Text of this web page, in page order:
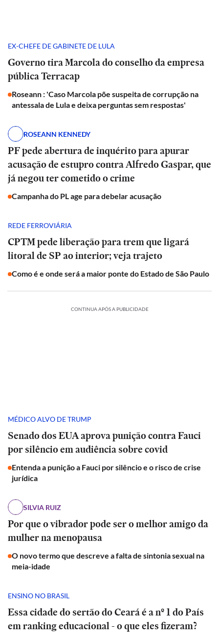
EX-CHEFE DE GABINETE DE LULA
Governo tira Marcola do conselho da empresa
pública Terracap
Roseann : 'Caso Marcola põe suspeita de corrupção na
antessala de Lula e deixa perguntas sem respostas'
ROSEANN KENNEDY
PF pede abertura de inquérito para apurar
acusação de estupro contra Alfredo Gaspar, que
já negou ter cometido o crime
Campanha do PL age para debelar acusação
REDE FERROVIÁRIA
CPTM pede liberação para trem que ligará
litoral de SP ao interior; veja trajeto
Como é e onde será a maior ponte do Estado de São Paulo
CONTINUA APÓS A PUBLICIDADE
MÉDICO ALVO DE TRUMP
Senado dos EUA aprova punição contra Fauci
por silêncio em audiência sobre covid
Entenda a punição a Fauci por silêncio e o risco de crise
jurídica
SILVIA RUIZ
Por que o vibrador pode ser o melhor amigo da
mulher na menopausa
O novo termo que descreve a falta de sintonia sexual na
meia-idade
ENSINO NO BRASIL
Essa cidade do sertão do Ceará é a nº 1 do País
em ranking educacional - o que eles fizeram?